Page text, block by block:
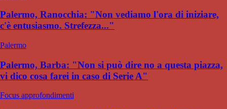
Palermo, Ranocchia: "Non vediamo l'ora di iniziare,
c'è entusiasmo. Strefezza..."
Palermo
Palermo, Barba: "Non si può dire no a questa piazza,
vi dico cosa farei in caso di Serie A"
Focus approfondimenti